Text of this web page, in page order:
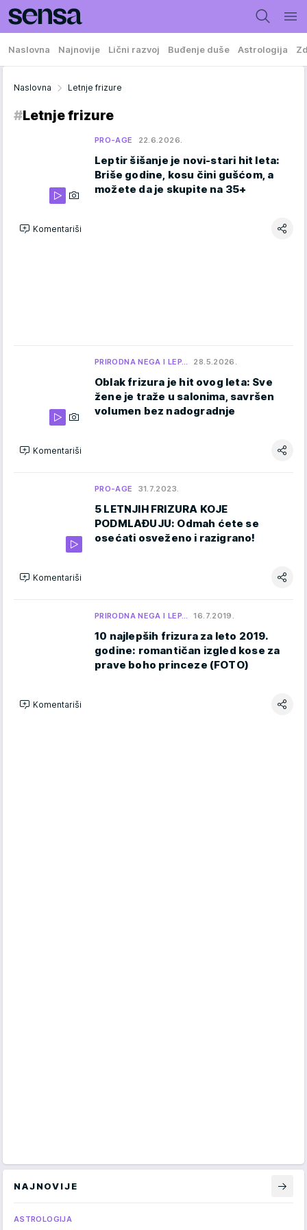
Naslovna Najnovije Lični razvoj Buđenje duše Astrologija
Naslovna Letnje frizure
#Letnje frizure
PRO-AGE 22.6.2026.
Leptir šišanje je novi-stari hit leta:
Briše godine, kosu čini gušćom, a
možete da je skupite na 35+
Komentariši
PRIRODNA NEGA I LEP… 28.5.2026.
Oblak frizura je hit ovog leta: Sve
žene je traže u salonima, savršen
volumen bez nadogradnje
Komentariši
PRO-AGE 31.7.2023.
5 LETNJIH FRIZURA KOJE
PODMLAĐUJU: Odmah ćete se
osećati osveženo i razigrano!
Komentariši
PRIRODNA NEGA I LEP… 16.7.2019.
10 najlepših frizura za leto 2019.
godine: romantičan izgled kose za
prave boho princeze (FOTO)
Komentariši
NAJNOVIJE
ASTROLOGIJA